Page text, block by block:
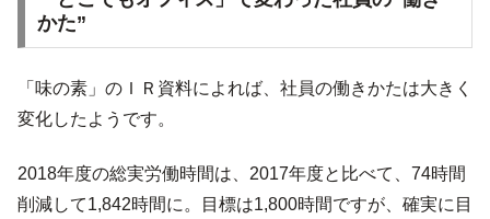
かた”
「味の素」のＩＲ資料によれば、社員の働きかたは大きく
変化したようです。
2018年度の総実労働時間は、2017年度と比べて、74時間
削減して1,842時間に。目標は1,800時間ですが、確実に目